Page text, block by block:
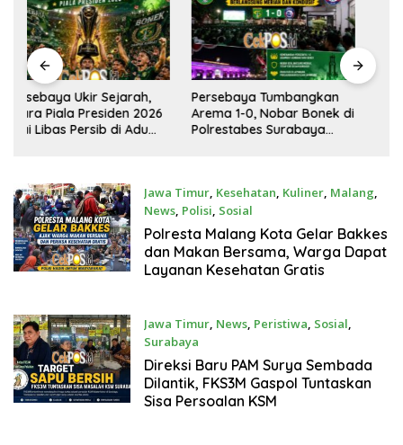
Persebaya Tumbangkan
Arema 1-0, Nobar Bonek di
Polrestabes Surabaya
Tertib Berlatih, Aman di
Jalan”, Satlantas Polres
Sampang Ajak
Jawa Timur, Kesehatan, Kuliner, Malang,
News, Polisi, Sosial
Agustus 8, 2026
Polresta Malang Kota Gelar Bakkes
dan Makan Bersama, Warga Dapat
Layanan Kesehatan Gratis
Jawa Timur, News, Peristiwa, Sosial,
Surabaya
Agustus 8, 2026
Direksi Baru PAM Surya Sembada
Dilantik, FKS3M Gaspol Tuntaskan
Sisa Persoalan KSM